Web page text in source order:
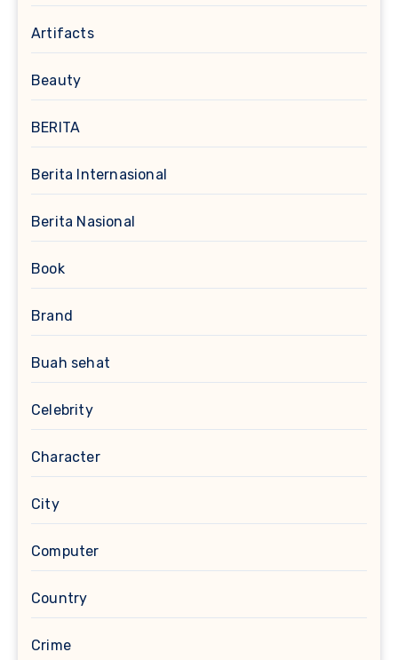
Artifacts
Beauty
BERITA
Berita Internasional
Berita Nasional
Book
Brand
Buah sehat
Celebrity
Character
City
Computer
Country
Crime